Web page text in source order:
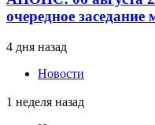
очередное заседание
4 дня назад
Новости
1 неделя назад